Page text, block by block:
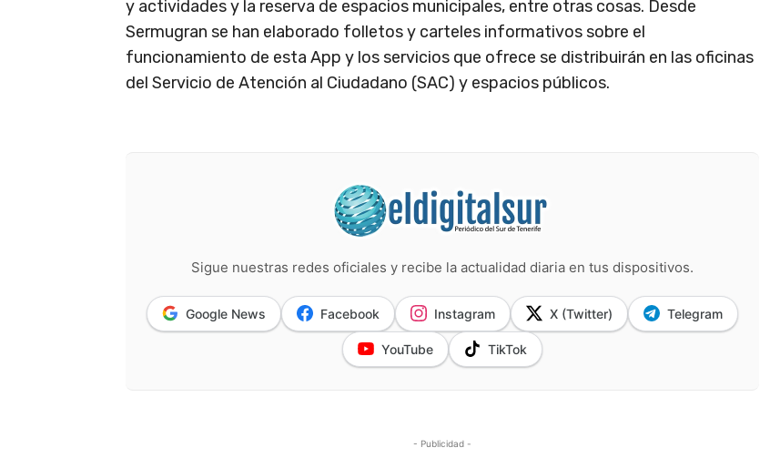
y actividades y la reserva de espacios municipales, entre otras cosas. Desde
Sermugran se han elaborado folletos y carteles informativos sobre el
funcionamiento de esta App y los servicios que ofrece se distribuirán en las oficinas
del Servicio de Atención al Ciudadano (SAC) y espacios públicos.
Sigue nuestras redes oficiales y recibe la actualidad diaria en tus dispositivos.
Google News Facebook Instagram X (Twitter) Telegram
YouTube TikTok
- Publicidad -